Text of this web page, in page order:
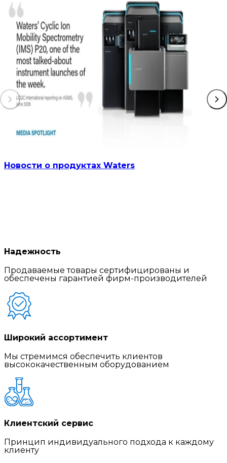
Новости о продуктах Waters
Надежность
Продаваемые товары сертифицированы и
обеспечены гарантией фирм-производителей
Широкий ассортимент
Мы стремимся обеспечить клиентов
высококачественным оборудованием
Клиентский сервис
Принцип индивидуального подхода к каждому
клиенту